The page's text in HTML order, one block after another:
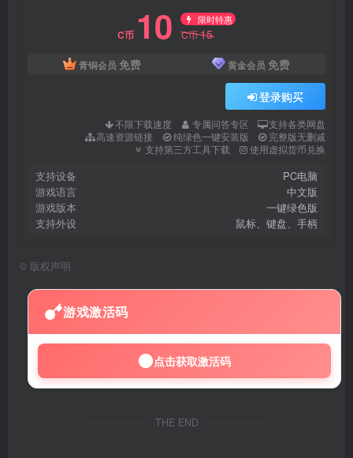
C币 10 限时特惠
C币15
青铜会员 免费 黄金会员 免费
登录购买
不限下载速度 专属问答专区
支持各类网盘
高速资源链接
纯绿色一键安装版
完整版无删减
支持第三方工具下载
使用虚拟货币兑换
支持设备
PC电脑
游戏语言
中文版
游戏版本
一键绿色版
支持外设
鼠标、键盘、手柄
© 版权声明
游戏激活码
点击获取激活码
THE END